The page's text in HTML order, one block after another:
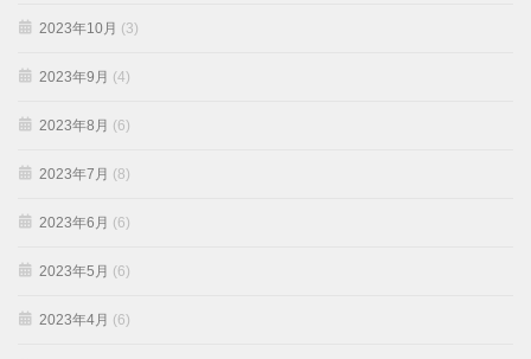
2023年10月 (3)
2023年9月 (4)
2023年8月 (6)
2023年7月 (8)
2023年6月 (6)
2023年5月 (6)
2023年4月 (6)